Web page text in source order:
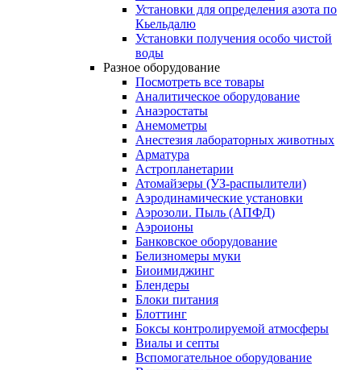
Установки для определения азота по
Кьельдалю
Установки получения особо чистой
воды
Разное оборудование
Посмотреть все товары
Аналитическое оборудование
Анаэростаты
Анемометры
Анестезия лабораторных животных
Арматура
Астропланетарии
Атомайзеры (УЗ-распылители)
Аэродинамические установки
Аэрозоли. Пыль (АПФД)
Аэроионы
Банковское оборудование
Белизномеры муки
Биоимиджинг
Блендеры
Блоки питания
Блоттинг
Боксы контролируемой атмосферы
Виалы и септы
Вспомогательное оборудование